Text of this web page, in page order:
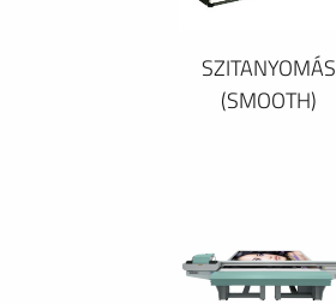
SZITANYOMÁS
(SMOOTH)